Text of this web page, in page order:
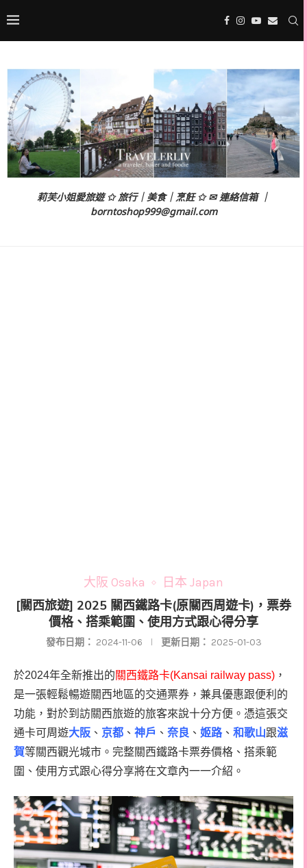
莉芙小姐愛旅遊 ✩ 旅行｜美食｜烹飪 ✩ ✉ 連絡信箱 ｜
borntoshop999@gmail.com
大阪 Osaka 日本 Japan
[關西旅遊] 2025 關西鐵路卡(原關西周遊卡)，票券
價格、搭乘範圍、使用方式跟心得分享
發布日期： 2024-11-06 更新日期： 2025-01-03
於2024年全新推出的關西鐵路卡(Kansai railway pass) ，
是一張輕鬆暢遊關西地區的交通票券，兼具優惠跟便利的
功能，對於到訪關西旅遊的旅客來說十分方便。憑這張交
通卡可周遊大阪 、 京都 、 神戶 、 奈良 、 姬路、 和歌山跟滋
賀等關西觀光城市。完整關西鐵路卡票券價格、搭乘範
圍、使用方式跟心得分享將在文章內一一介紹。